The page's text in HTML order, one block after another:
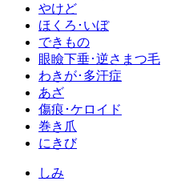
やけど
ほくろ･いぼ
できもの
眼瞼下垂･逆さまつ毛
わきが･多汗症
あざ
傷痕･ケロイド
巻き爪
にきび
しみ